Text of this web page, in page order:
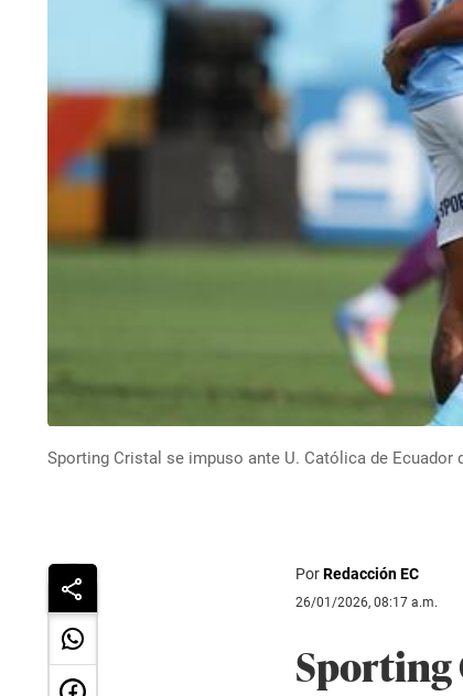
Sporting Cristal se impuso ante U. Católica de
PorRedacción EC
26/01/2026, 08:17 a.m.
Sporting